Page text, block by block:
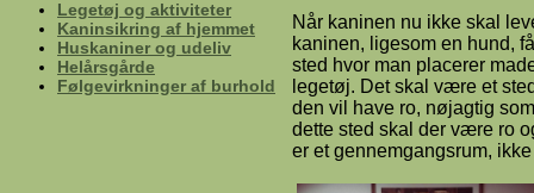
Legetøj og aktiviteter
Kaninsikring af hjemmet
Huskaniner og udeliv
Helårsgårde
Følgevirkninger af burhold
Når kaninen nu ikke skal
kaninen, ligesom en hund,
sted hvor man placerer
legetøj. Det skal være et
den vil have ro, nøjagtig
dette sted skal der være ro
er et gennemgangsrum,